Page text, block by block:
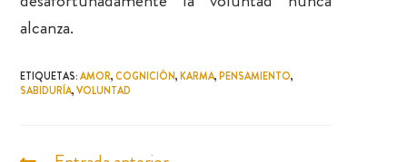
alcanza.
ETIQUETAS:AMOR, COGNICIÓN, KARMA, PENSAMIENTO,
SABIDURÍA, VOLUNTAD